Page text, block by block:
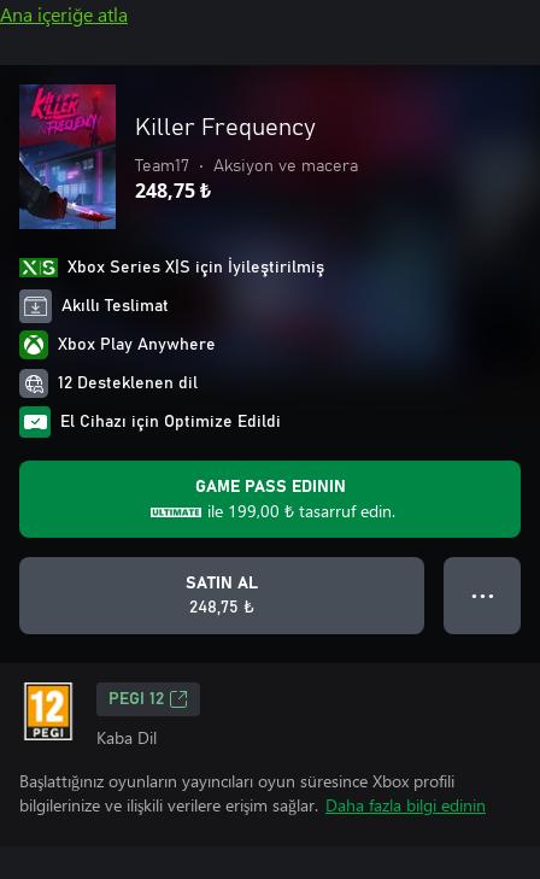
Ana içeriğe atla
Killer Frequency
Team17 • Aksiyon ve macera
248,75 ₺
Xbox Series X|S için İyileştirilmiş
Akıllı Teslimat
Xbox Play Anywhere
12 Desteklenen dil
El Cihazı için Optimize Edildi
GAME PASS EDININ
ile 199,00 ₺ tasarruf edin.
SATIN AL
248,75 ₺
● ● ●
PEGI 12
Kaba Dil
Başlattığınız oyunların yayıncıları oyun süresince Xbox profili
bilgilerinize ve ilişkili verilere erişim sağlar. Daha fazla bilgi edinin